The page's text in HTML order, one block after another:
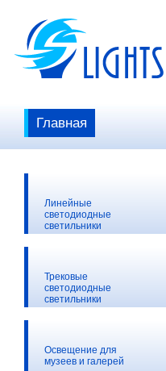
Главная
Линейные
светодиодные
светильники
Трековые
светодиодные
светильники
Освещение для
музеев и галерей